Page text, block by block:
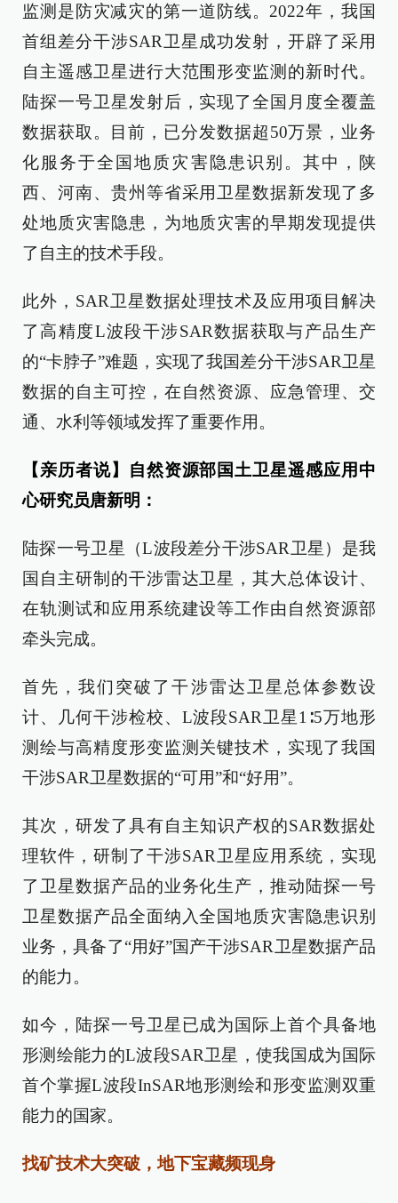
监测是防灾减灾的第一道防线。2022年，我国
首组差分干涉SAR卫星成功发射，开辟了采用
自主遥感卫星进行大范围形变监测的新时代。
陆探一号卫星发射后，实现了全国月度全覆盖
数据获取。目前，已分发数据超50万景，业务
化服务于全国地质灾害隐患识别。其中，陕
西、河南、贵州等省采用卫星数据新发现了多
处地质灾害隐患，为地质灾害的早期发现提供
了自主的技术手段。
此外，SAR卫星数据处理技术及应用项目解决
了高精度L波段干涉SAR数据获取与产品生产
的“卡脖子”难题，实现了我国差分干涉SAR卫星
数据的自主可控，在自然资源、应急管理、交
通、水利等领域发挥了重要作用。
【亲历者说】自然资源部国土卫星遥感应用中
心研究员唐新明：
陆探一号卫星（L波段差分干涉SAR卫星）是我
国自主研制的干涉雷达卫星，其大总体设计、
在轨测试和应用系统建设等工作由自然资源部
牵头完成。
首先，我们突破了干涉雷达卫星总体参数设
计、几何干涉检校、L波段SAR卫星1∶5万地形
测绘与高精度形变监测关键技术，实现了我国
干涉SAR卫星数据的“可用”和“好用”。
其次，研发了具有自主知识产权的SAR数据处
理软件，研制了干涉SAR卫星应用系统，实现
了卫星数据产品的业务化生产，推动陆探一号
卫星数据产品全面纳入全国地质灾害隐患识别
业务，具备了“用好”国产干涉SAR卫星数据产品
的能力。
如今，陆探一号卫星已成为国际上首个具备地
形测绘能力的L波段SAR卫星，使我国成为国际
首个掌握L波段InSAR地形测绘和形变监测双重
能力的国家。
找矿技术大突破，地下宝藏频现身